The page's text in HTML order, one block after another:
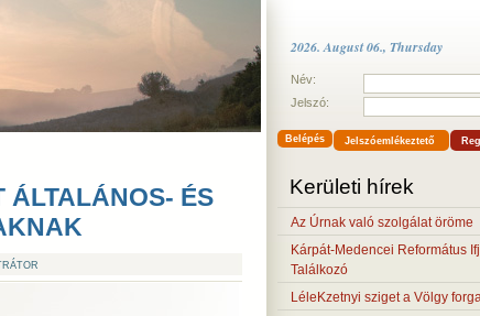
ÁLTALÁNOS- ÉS
2026. August 06., Thursday
Név:
Jelszó:
Belépés Jelszóemlékeztető
Kerületi hírek
Az Úrnak való szolgálat öröme
Kárpát-Medencei Református
Találkozó
LéleKzetnyi sziget a Völgy